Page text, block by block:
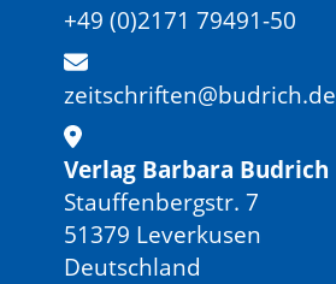
+49 (0)2171 79491-50
zeitschriften@budrich.de
Verlag Barbara Budrich
Stauffenbergstr. 7
51379 Leverkusen
Deutschland